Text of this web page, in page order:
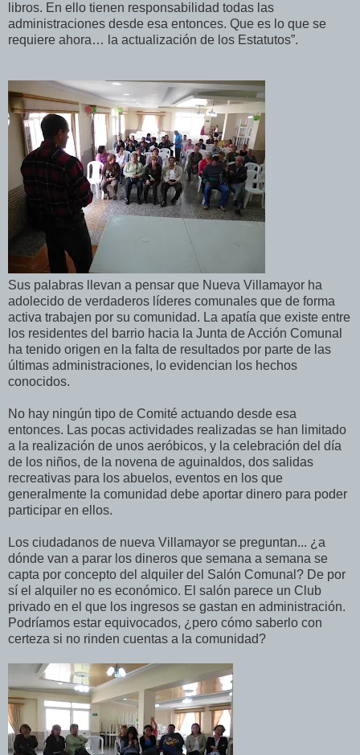
libros. En ello tienen responsabilidad todas las
administraciones desde esa entonces. Que es lo que se
requiere ahora… la actualización de los Estatutos”.
Sus palabras llevan a pensar que Nueva Villamayor ha
adolecido de verdaderos líderes comunales que de forma
activa trabajen por su comunidad. La apatía que existe entre
los residentes del barrio hacia la Junta de Acción Comunal
ha tenido origen en la falta de resultados por parte de las
últimas administraciones, lo evidencian los hechos
conocidos.
No hay ningún tipo de Comité actuando desde esa
entonces. Las pocas actividades realizadas se han limitado
a la realización de unos aeróbicos, y la celebración del día
de los niños, de la novena de aguinaldos, dos salidas
recreativas para los abuelos, eventos en los que
generalmente la comunidad debe aportar dinero para poder
participar en ellos.
Los ciudadanos de nueva Villamayor se preguntan... ¿a
dónde van a parar los dineros que semana a semana se
capta por concepto del alquiler del Salón Comunal? De por
sí el alquiler no es económico. El salón parece un Club
privado en el que los ingresos se gastan en administración.
Podríamos estar equivocados, ¿pero cómo saberlo con
certeza si no rinden cuentas a la comunidad?